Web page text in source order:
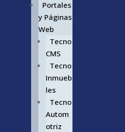
Portales
y Páginas
Web
Tecno
CMS
Tecno
Inmueb
les
Tecno
Autom
otriz